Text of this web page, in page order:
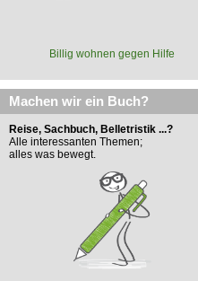
Billig wohnen gegen Hilfe
Machen wir ein Buch?
Reise, Sachbuch, Belletristik ...?
Alle interessanten Themen;
alles was bewegt.